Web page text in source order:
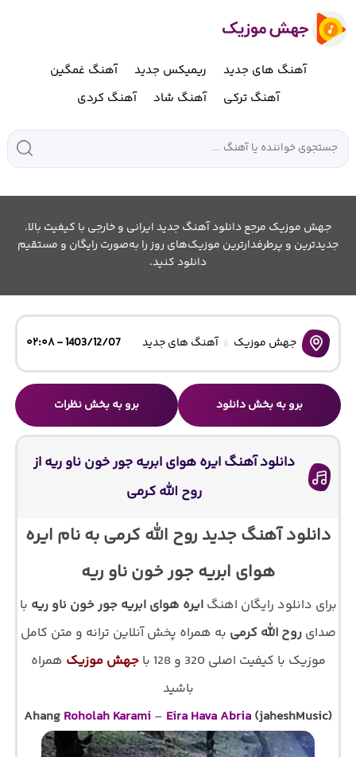
آهنگ های جدید ریمیکس جدید
آهنگ غمگین
آهنگ ترکی
آهنگ شاد آهنگ کردی
جهش موزیک مرجع دانلود آهنگ جدید ایرانی و خارجی با کیفیت بالا.
جدیدترین و پرطرفدارترین موزیک‌های روز را به‌صورت رایگان و مستقیم
دانلود کنید.
جهش موزیک آهنگ های جدید 1403/12/07 - ۰۲:۰۸
برو به بخش دانلود برو به بخش نظرات
دانلود آهنگ ایره هوای ابریه جور خون ناو ریه از
روح الله کرمی
دانلود آهنگ جدید روح الله کرمی به نام ایره
هوای ابریه جور خون ناو ریه
برای دانلود رایگان اهنگایره هوای ابریه جور خون ناو ریه با
صدایروح الله کرمی به همراه پخش آنلاین ترانه و متن کامل
موزیک با کیفیت اصلی 320 و 128 با
جهش موزیک همراه
باشید
Ahang Roholah Karami – Eira Hava Abria (jaheshMusic)